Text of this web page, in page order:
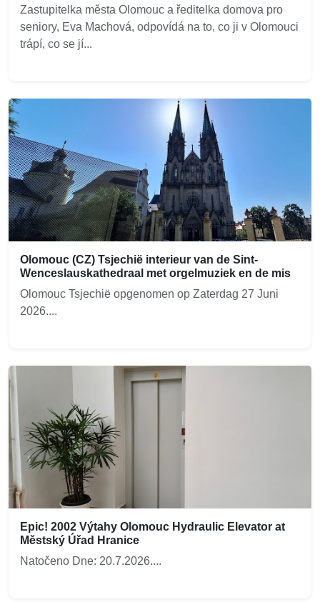
Zastupitelka města Olomouc a ředitelka domova pro
seniory, Eva Machová, odpovídá na to, co ji v Olomouci
trápí, co se jí...
Olomouc (CZ) Tsjechië interieur van de Sint-
Wenceslauskathedraal met orgelmuziek en de mis
Olomouc Tsjechië opgenomen op Zaterdag 27 Juni
2026....
Epic! 2002 Výtahy Olomouc Hydraulic Elevator at
Městský Úřad Hranice
Natočeno Dne: 20.7.2026....